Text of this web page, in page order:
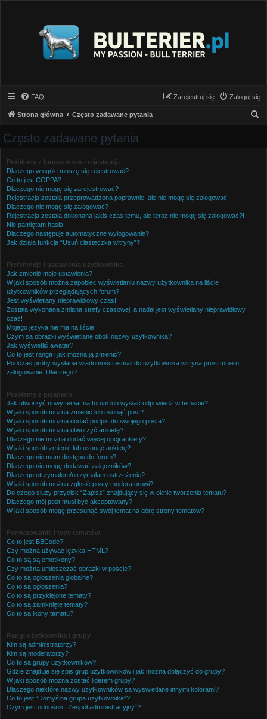
FAQ Zaloguj się
Zarejestruj się
Strona główna Często zadawane pytania
Często zadawane pytania
Problemy z logowaniem i rejestracją
Dlaczego w ogóle muszę się rejestrować?
Co to jest COPPA?
Dlaczego nie mogę się zarejestrować?
Rejestracja została przeprowadzona poprawnie, ale nie mogę się zalogować!
Dlaczego nie mogę się zalogować?
Rejestracja została dokonana jakiś czas temu, ale teraz nie mogę się zalogować?!
Nie pamiętam hasła!
Dlaczego następuje automatyczne wylogowanie?
Jak działa funkcja “Usuń ciasteczka witryny”?
Preferencje i ustawienia użytkownika
Jak zmienić moje ustawienia?
W jaki sposób można zapobiec wyświetlaniu nazwy użytkownika na liście
użytkowników przeglądających forum?
Jest wyświetlany nieprawidłowy czas!
Została wykonana zmiana strefy czasowej, a nadal jest wyświetlany nieprawidłowy
czas!
Mojego języka nie ma na liście!
Czym są obrazki wyświetlane obok nazwy użytkownika?
Jak wyświetlić awatar?
Co to jest ranga i jak można ją zmienić?
Podczas próby wysłania wiadomości e-mail do użytkownika witryna prosi mnie o
zalogowanie. Dlaczego?
Problemy z pisaniem
Jak utworzyć nowy temat na forum lub wysłać odpowiedź w temacie?
W jaki sposób można zmienić lub usunąć post?
W jaki sposób można dodać podpis do swojego posta?
W jaki sposób można utworzyć ankietę?
Dlaczego nie można dodać więcej opcji ankiety?
W jaki sposób zmienić lub usunąć ankietę?
Dlaczego nie mam dostępu do forum?
Dlaczego nie mogę dodawać załączników?
Dlaczego otrzymałem/otrzymałam ostrzeżenie?
W jaki sposób można zgłosić posty moderatorowi?
Do czego służy przycisk “Zapisz” znajdujący się w oknie tworzenia tematu?
Dlaczego mój post musi być akceptowany?
W jaki sposób mogę przesunąć swój temat na górę strony tematów?
Formatowanie i typy tematów
Co to jest BBCode?
Czy można używać języka HTML?
Co to są są emotikony?
Czy można umieszczać obrazki w poście?
Co to są ogłoszenia globalne?
Co to są ogłoszenia?
Co to są przyklejone tematy?
Co to są zamknięte tematy?
Co to są ikony tematu?
Rangi użytkownika i grupy
Kim są administratorzy?
Kim są moderatorzy?
Co to są grupy użytkowników?
Gdzie znajduje się spis grup użytkowników i jak można dołączyć do grupy?
W jaki sposób można zostać liderem grupy?
Dlaczego niektóre nazwy użytkowników są wyświetlane innymi kolorami?
Co to jest “Domyślna grupa użytkownika”?
Czym jest odnośnik “Zespół administracyjny”?